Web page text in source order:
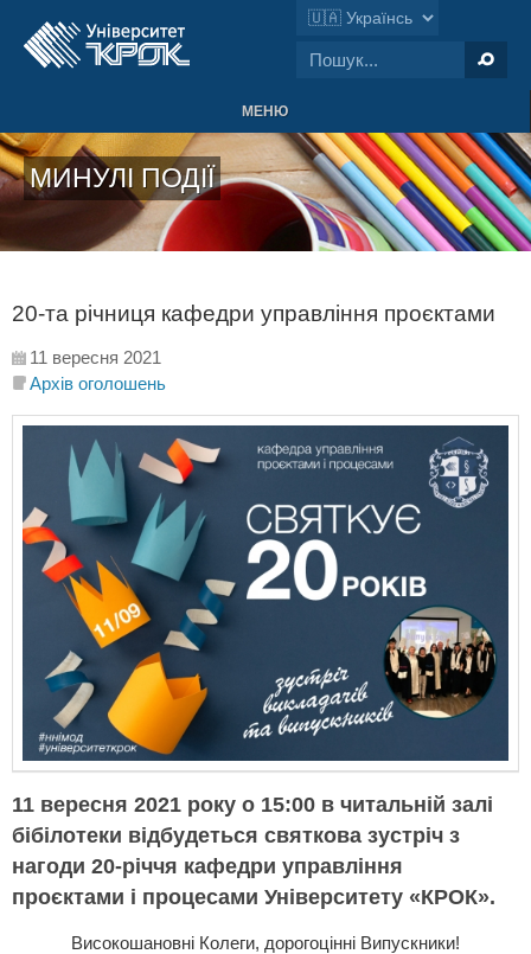
МЕНЮ
МИНУЛІ ПОДІЇ
20-та річниця кафедри управління проєктами
11 вересня 2021
Архів оголошень
11 вересня 2021 року о 15:00 в читальній залі
бібілотеки відбудеться святкова зустріч з
нагоди 20-річчя кафедри управління
проєктами і процесами Університету «КРОК».
Високошановні Колеги, дорогоцінні Випускники!